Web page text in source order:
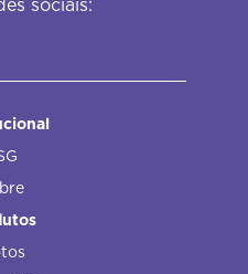
sociais: